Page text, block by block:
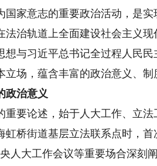
家意志的重要政治活动，是
治轨道上全面建设社会主义
与习近平总书记全过程人民
场，蕴含丰富的政治意义、制
政治意义
要论述，始于人大工作、立法
虹桥街道基层立法联系点时，
人大工作会议等重要场合深刻